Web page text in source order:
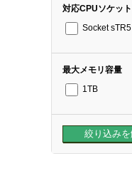
対応CPUソケット
Socket sTR5
最大メモリ容量
1TB